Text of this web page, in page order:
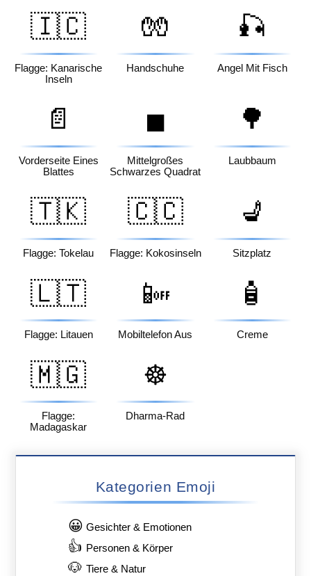
🇮🇨
Flagge: Kanarische
Inseln
🧤
Handschuhe
🎣
Angel Mit Fisch
📄
Vorderseite Eines
Blattes
◼️
Mittelgroßes
Schwarzes Quadrat
🌳
Laubbaum
🇹🇰
Flagge: Tokelau
🇨🇨
Flagge: Kokosinseln
💺
Sitzplatz
🇱🇹
Flagge: Litauen
📴
Mobiltelefon Aus
🧴
Creme
🇲🇬
Flagge:
Madagaskar
☸️
Dharma-Rad
Kategorien Emoji
😀 Gesichter & Emotionen
👍 Personen & Körper
🐶 Tiere & Natur